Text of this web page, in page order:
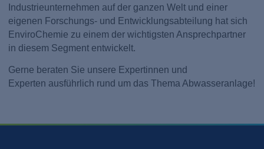
Industrieunternehmen auf der ganzen Welt und einer
eigenen Forschungs- und Entwicklungsabteilung hat sich
EnviroChemie zu einem der wichtigsten Ansprechpartner
in diesem Segment entwickelt.
Gerne beraten Sie unsere Expertinnen und
Experten ausführlich rund um das Thema Abwasseranlage!